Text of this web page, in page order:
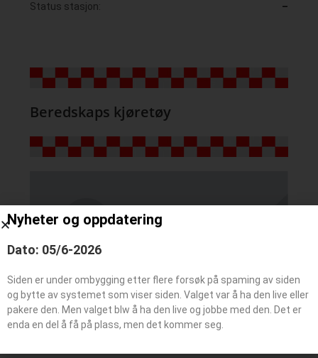
Status stasjon:
–
Beredskaps kjøretøy
Nyheter og oppdatering
Dato: 05/6-2026
Siden er under ombygging etter flere forsøk på spaming av siden
og bytte av systemet som viser siden. Valget var å ha den live eller
pakere den. Men valget blw å ha den live og jobbe med den. Det er
enda en del å få på plass, men det kommer seg.